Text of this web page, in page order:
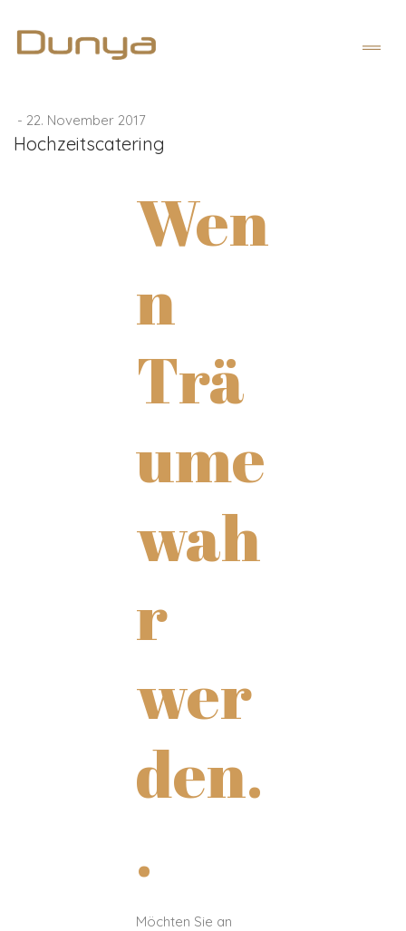
- 22. November 2017
Hochzeitscatering
Wen
n
Trä
ume
wah
r
wer
den.
.
Möchten Sie an